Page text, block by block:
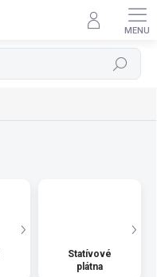
Hľadať
Statívové
plátna